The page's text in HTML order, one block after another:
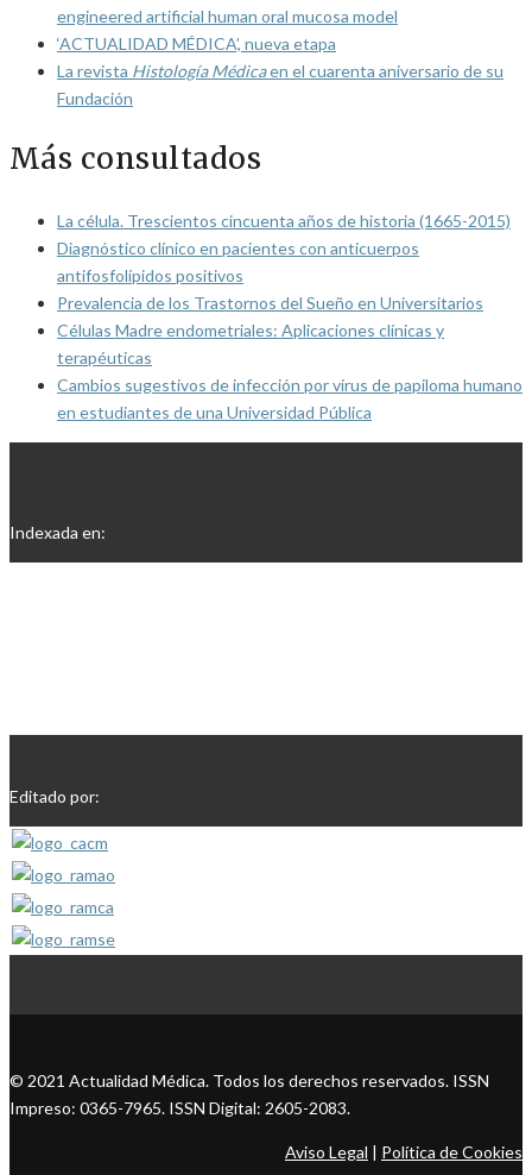
engineered artificial human oral mucosa model
‘ACTUALIDAD MÉDICA’, nueva etapa
La revista Histología Médicaen el cuarenta aniversario de su
Fundación
Más consultados
La célula. Trescientos cincuenta años de historia (1665-2015)
Diagnóstico clínico en pacientes con anticuerpos
antifosfolípidos positivos
Prevalencia de los Trastornos del Sueño en Universitarios
Células Madre endometriales: Aplicaciones clínicas y
terapéuticas
Cambios sugestivos de infección por virus de papiloma humano
en estudiantes de una Universidad Pública
Indexada en:
Editado por:
© 2021 Actualidad Médica. Todos los derechos reservados. ISSN
Impreso: 0365-7965. ISSN Digital: 2605-2083.
Aviso Legal | Política de Cookies